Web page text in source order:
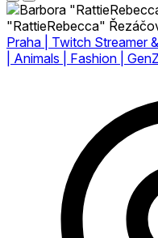
"RattieRebecca"
Praha | Twitch Streamer
| Animals | Fashion | GenZ